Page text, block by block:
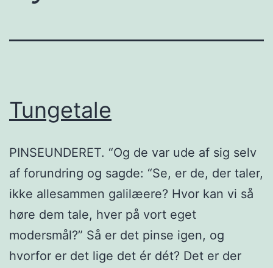
Tungetale
PINSEUNDERET. “Og de var ude af sig selv
af forundring og sagde: “Se, er de, der taler,
ikke allesammen galilæere? Hvor kan vi så
høre dem tale, hver på vort eget
modersmål?” Så er det pinse igen, og
hvorfor er det lige det ér dét? Det er der